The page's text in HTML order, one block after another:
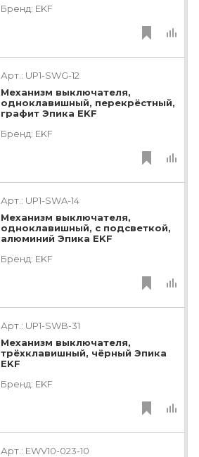
Бренд: EKF
Арт.: UP1-SWG-12
Механизм выключателя,
одноклавишный, перекрёстный,
графит Эпика EKF
Бренд: EKF
Арт.: UP1-SWA-14
Механизм выключателя,
одноклавишный, с подсветкой,
алюминий Эпика EKF
Бренд: EKF
Арт.: UP1-SWB-31
Механизм выключателя,
трёхклавишный, чёрный Эпика
EKF
Бренд: EKF
Арт.: EWV10-023-10